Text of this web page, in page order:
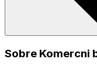
Sobre Komercni